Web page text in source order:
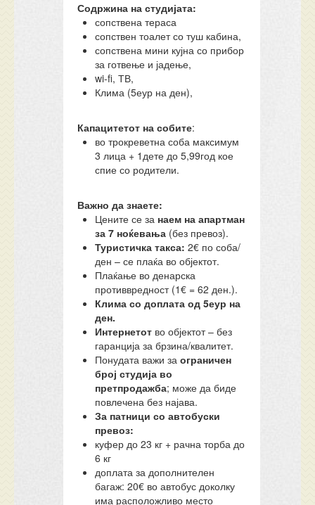
Содржина на студијата:
сопствена тераса
сопствен тоалет со туш кабина,
сопствена мини кујна со прибор
за готвење и јадење,
wi-fi, ТВ,
Клима (5еур на ден),
Капацитетот на собите:
во трокреветна соба максимум
3 лица + 1дете до 5,99год кое
спие со родители.
Важно да знаете:
Цените се за наем на апартман
за 7 ноќевања (без превоз).
Туристичка такса: 2€ по соба/
ден – се плаќа во објектот.
Плаќање во денарска
противвредност (1€ = 62 ден.).
Клима со доплата од 5еур на
ден.
Интернетот во објектот – без
гаранција за брзина/квалитет.
Понудата важи заограничен
број студија во
претпродажба; може да биде
повлечена без најава.
За патници со автобуски
превоз:
куфер до 23 кг + рачна торба до
6 кг
доплата за дополнителен
багаж: 20€ во автобус доколку
има расположливо место